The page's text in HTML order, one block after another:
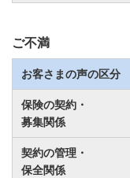
ご不満
お客さまの声の区分
保険の契約・
募集関係
契約の管理・
保全関係